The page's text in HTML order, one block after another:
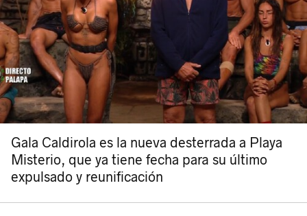
Gala Caldirola es la nueva desterrada a Playa
Misterio, que ya tiene fecha para su último
expulsado y reunificación